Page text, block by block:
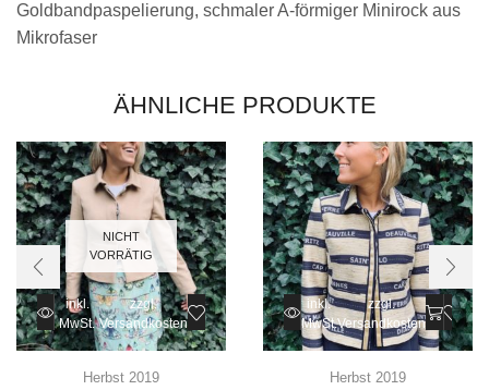
Goldbandpaspelierung, schmaler A-förmiger Minirock aus
Mikrofaser
ÄHNLICHE PRODUKTE
NICHT
VORRÄTIG
inkl.
MwSt.
zzgl.
Versandkosten
Herbst 2019
inkl.
MwSt.
zzgl.
Versandkosten
Herbst 2019